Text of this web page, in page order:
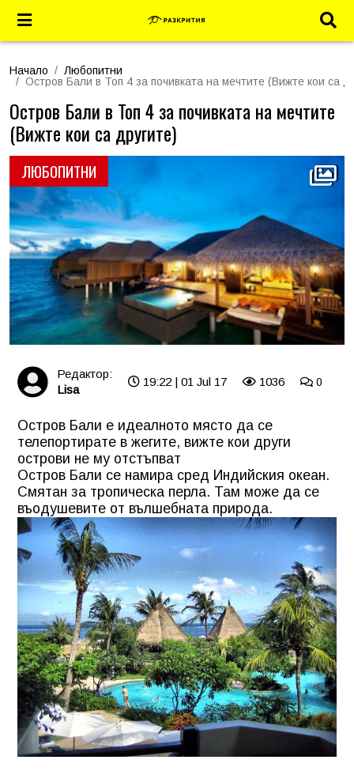
Начало
Любопитни
Остров Бали в Топ 4 за почивката на мечтите (Вижте кои са
ЛЮБОПИТНИ
Остров Бали в Топ 4 за почивката на мечтите
(Вижте кои са другите)
Редактор:
Lisa
19:22 | 01 Jul 17 1036 0
Остров Бали е идеалното място да се
телепортирате в жегите, вижте кои други
острови не му отстъпват
Остров Бали се намира сред Индийския океан.
Смятан за тропическа перла. Там може да се
въодушевите от вълшебната природа.